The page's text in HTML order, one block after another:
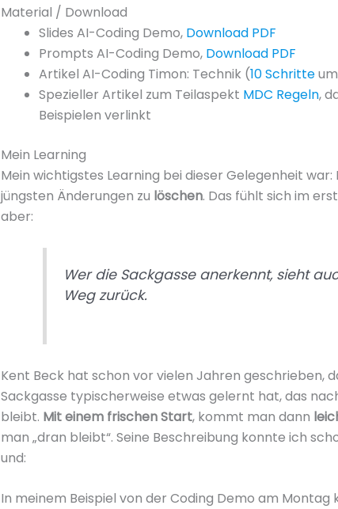
Material / Download
Slides AI-Coding Demo, Download PDF
Prompts AI-Coding Demo, Download PDF
Artikel AI-Coding Timon: Technik (10 Schritte
Spezieller Artikel zum Teilaspekt MDC Regeln,
Beispielen verlinkt
Mein Learning
Mein wichtigstes Learning bei dieser Gelegenheit war:
jüngsten Änderungen zu löschen. Das fühlt sich im
aber:
Wer die Sackgasse anerkennt, sieht
Weg zurück.
Kent Beck hat schon vor vielen Jahren geschrieben,
Sackgasse typischerweise etwas gelernt hat, das
bleibt. Mit einem frischen Start, kommt man dann
man „dran bleibt“. Seine Beschreibung konnte ich
und:
In meinem Beispiel von der Coding Demo am Montag